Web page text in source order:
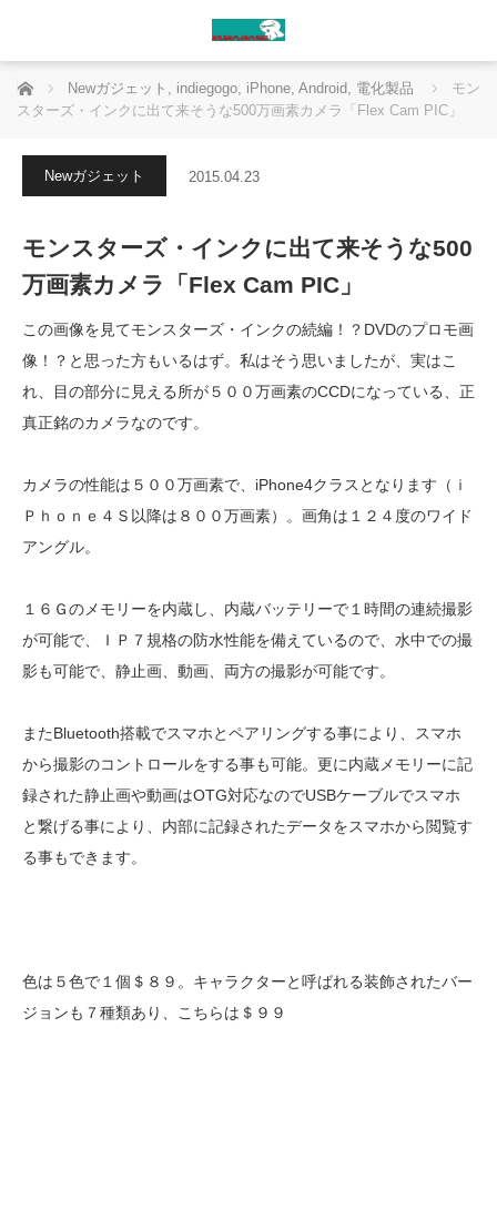
ホーム Newガジェット , indiegogo, iPhone, Android, 電化製品
モン
スターズ・インクに出て来そうな500万画素カメラ「Flex Cam PIC」
Newガジェット 2015.04.23
モンスターズ・インクに出て来そうな500
万画素カメラ「Flex Cam PIC」
この画像を見てモンスターズ・インクの続編！？DVDのプロモ画
像！？と思った方もいるはず。私はそう思いましたが、実はこ
れ、目の部分に見える所が５００万画素のCCDになっている、正
真正銘のカメラなのです。
カメラの性能は５００万画素で、iPhone4クラスとなります（ｉ
Ｐｈｏｎｅ４Ｓ以降は８００万画素）。画角は１２４度のワイド
アングル。
１６Ｇのメモリーを内蔵し、内蔵バッテリーで１時間の連続撮影
が可能で、ＩＰ７規格の防水性能を備えているので、水中での撮
影も可能で、静止画、動画、両方の撮影が可能です。
またBluetooth搭載でスマホとペアリングする事により、スマホ
から撮影のコントロールをする事も可能。更に内蔵メモリーに記
録された静止画や動画はOTG対応なのでUSBケーブルでスマホ
と繋げる事により、内部に記録されたデータをスマホから閲覧す
る事もできます。
色は５色で１個＄８９。キャラクターと呼ばれる装飾されたバー
ジョンも７種類あり、こちらは＄９９